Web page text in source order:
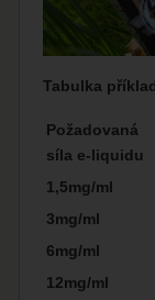
Tabulka
Požadovaná
síla e-liquidu
1,5mg/ml
3mg/ml
6mg/ml
12mg/ml